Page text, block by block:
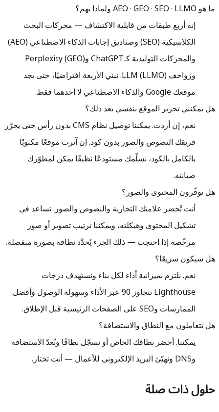
ما هو AEO · GEO · SEO · LLMO ولماذا يهم؟
إنه أربع طبقات من قابلية الاكتشاف — محركات البحث
الكلاسيكية (SEO) وصناديق إجابات الذكاء الاصطناعي (AEO)
والمحركات التوليدية كـChatGPT وPerplexity (GEO)
وزواحف LLM (LLMO). نبني الأربعة افتراضيًا، حتى يجد
موقعك Google والذكاء الاصطناعي لا أحدهما فقط.
هل يمكنني تحرير الموقع بنفسي بعد ذلك؟
نعم، إن أردت. يمكننا توصيل نظام CMS بدون رأس حتى يحرّر
فريقك النصوص والصور بدون كود. إن آثرت موقعًا مكتوبًا
بالكامل بالكود، نسلّمك مستودعًا نظيفًا يمكن لمطوّرك
صيانته.
هل توفّرون المحتوى والصور؟
أنت تُحضر علامتك التجارية والنصوص والصور. نساعد في
تشكيل المحتوى وهيكلته، ويمكننا ترتيب تصوير أو صور
مرخّصة إذا احتجت — ذلك الجزء يُحدَّد نطاقه بصورة منفصلة.
هل سيكون سريعًا؟
نعم. نلتزم بميزانية أداء لكل بناء ونستهدف درجات
Lighthouse تتجاوز 90 عبر الأداء وسهولة الوصول وأفضل
الممارسات وSEO على الصفحات الرئيسية قبل الإطلاق.
هل تتعاملون مع النطاق والاستضافة؟
يمكننا. أحضر نطاقك الخاص أو نسجّل نطاقًا ونُعدّ الاستضافة
وDNS ونهيّئ البريد الإلكتروني للأعمال — أنت تختار.
حلول ذات صلة